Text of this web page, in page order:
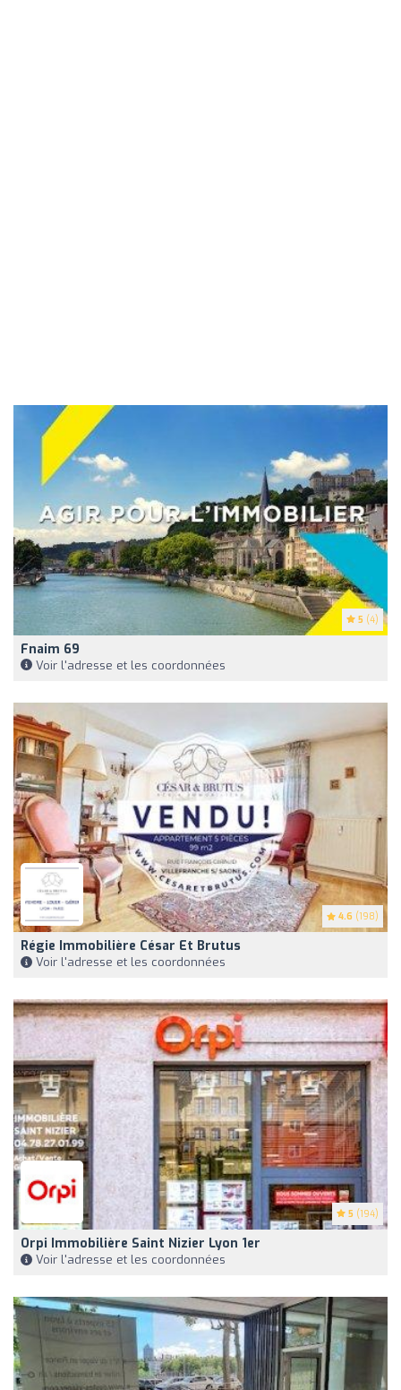
5 (4)
Fnaim 69
Voir l'adresse et les coordonnées
4.6 (198)
Régie Immobilière César Et Brutus
Voir l'adresse et les coordonnées
5 (194)
Orpi Immobilière Saint Nizier Lyon 1er
Voir l'adresse et les coordonnées